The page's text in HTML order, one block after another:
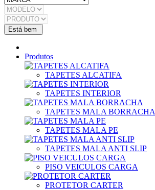
Produtos
TAPETES ALCATIFA
TAPETES INTERIOR
TAPETES MALA BORRACHA
TAPETES MALA PE
TAPETES MALA ANTI SLIP
PISO VEICULOS CARGA
PROTETOR CARTER